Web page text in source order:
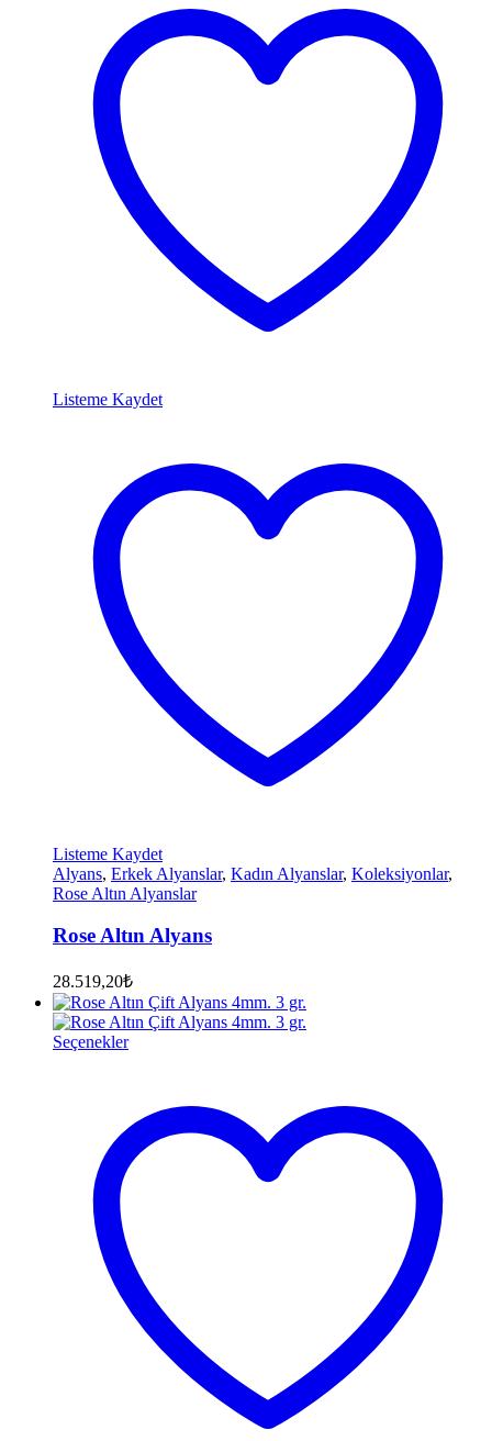
Listeme Kaydet
Listeme Kaydet
Alyans, Erkek Alyanslar, Kadın Alyanslar, Koleksiyonlar,
Rose Altın Alyanslar
Rose Altın Alyans
28.519,20₺
Seçenekler